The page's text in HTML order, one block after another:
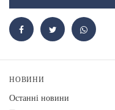
НОВИНИ
Останні новини